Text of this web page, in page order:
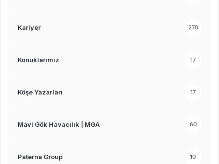
Kariyer 270
Konuklarımız 17
Köşe Yazarları 17
Mavi Gök Havacılık | MGA 60
Paterna Group 10